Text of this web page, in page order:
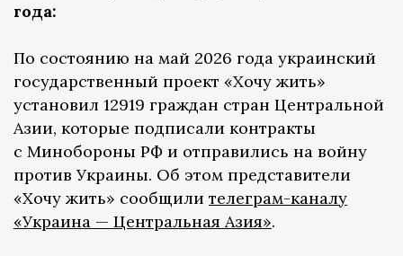
года:
По состоянию на май 2026 года украинский
государственный проект «Хочу жить»
установил 12919 граждан стран Центральной
Азии, которые подписали контракты
с Минобороны РФ и отправились на войну
против Украины. Об этом представители
«Хочу жить» сообщили телеграм-каналу
«Украина — Центральная Азия».